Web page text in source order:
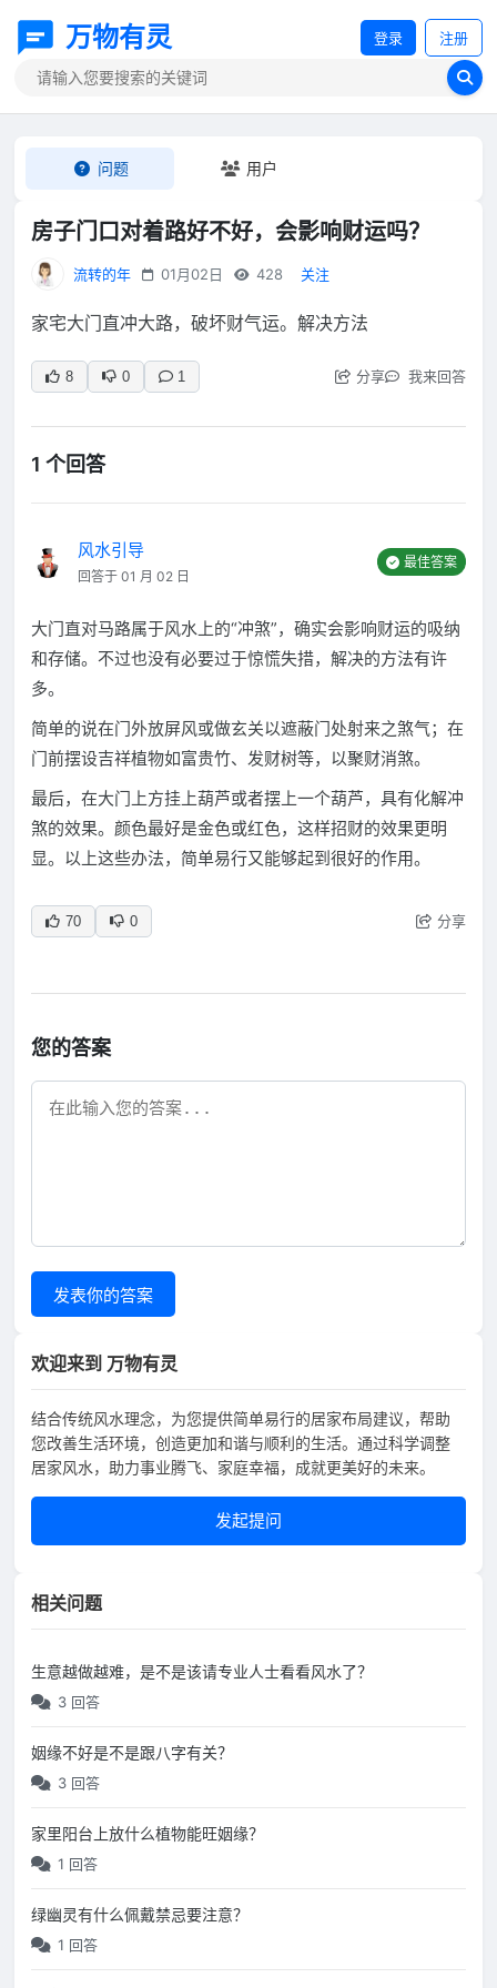
万物有灵 登录 注册
问题 用户
房子门口对着路好不好，会影响财运吗？
流转的年 01月02日 428 关注
家宅大门直冲大路，破坏财气运。解决方法
8 0 1 分享 我来回答
1 个回答
风水引导
回答于 01 月 02 日
最佳答案
大门直对马路属于风水上的“冲煞”，确实会影响财运的吸纳
和存储。不过也没有必要过于惊慌失措，解决的方法有许
多。
简单的说在门外放屏风或做玄关以遮蔽门处射来之煞气；在
门前摆设吉祥植物如富贵竹、发财树等，以聚财消煞。
最后，在大门上方挂上葫芦或者摆上一个葫芦，具有化解冲
煞的效果。颜色最好是金色或红色，这样招财的效果更明
显。以上这些办法，简单易行又能够起到很好的作用。
70 0 分享
您的答案
发表你的答案
欢迎来到 万物有灵
结合传统风水理念，为您提供简单易行的居家布局建议，帮助
您改善生活环境，创造更加和谐与顺利的生活。通过科学调整
居家风水，助力事业腾飞、家庭幸福，成就更美好的未来。
发起提问
相关问题
生意越做越难，是不是该请专业人士看看风水了？
3 回答
姻缘不好是不是跟八字有关？
3 回答
家里阳台上放什么植物能旺姻缘？
1 回答
绿幽灵有什么佩戴禁忌要注意？
1 回答